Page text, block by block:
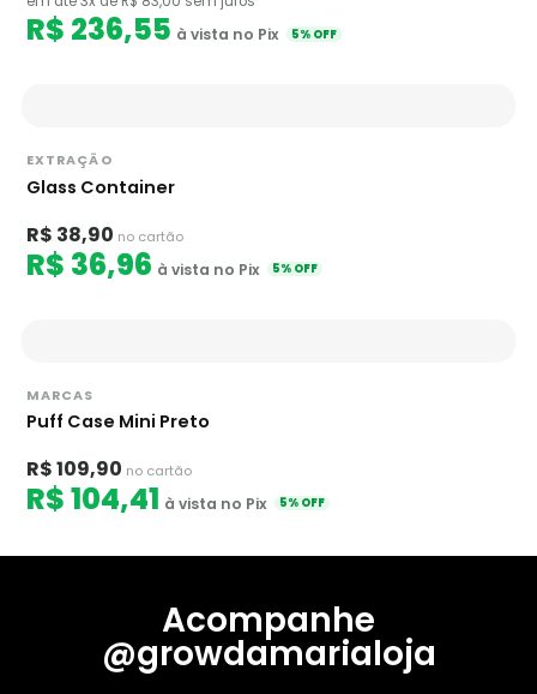
R$ 236,55 à vista no Pix 5% OFF
EXTRAÇÃO
Glass Container
R$ 38,90 no cartão
R$ 36,96 à vista no Pix 5% OFF
MARCAS
Puff Case Mini Preto
R$ 109,90 no cartão
R$ 104,41 à vista no Pix 5% OFF
Acompanhe
@growdamarialoja